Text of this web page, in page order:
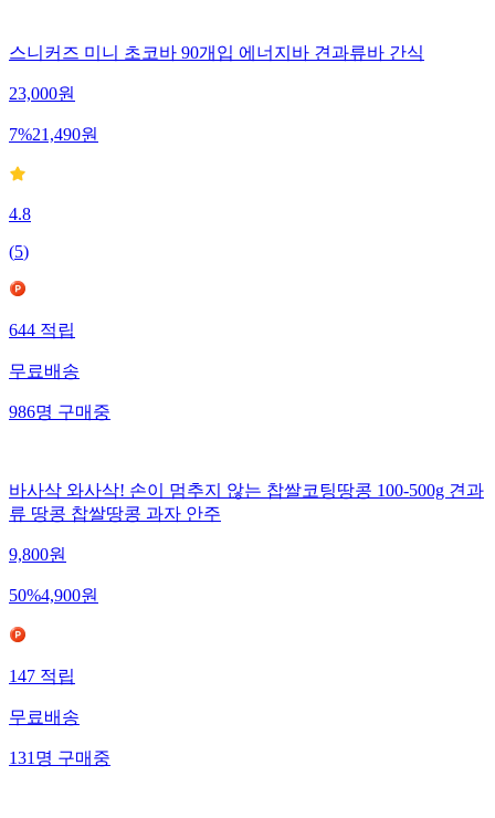
스니커즈 미니 초코바 90개입 에너지바 견과류바 간식
23,000원
7%21,490원
4.8
(5)
644적립
무료배송
986명구매중
바사삭 와사삭! 손이 멈추지 않는 찹쌀코팅땅콩 100-500g 견과
류 땅콩 찹쌀땅콩 과자 안주
9,800원
50%4,900원
147적립
무료배송
131명구매중